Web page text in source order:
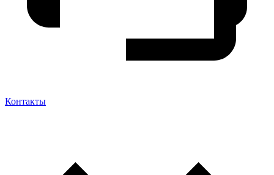
Контакты